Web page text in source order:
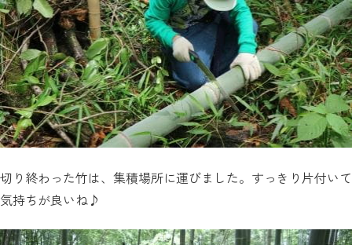
切り終わった竹は、集積場所に運びました。すっきり片付いて
気持ちが良いね♪